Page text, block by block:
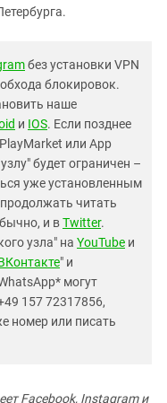
без установки VPN
блокировок.
наше
и IOS. Если позднее
или App
будет ограничен –
уже установленным
читать
и вTwitter.
узла" на YouTube и
" и
могут
157 72317856,
номер или писать
Facebook, Instagram и